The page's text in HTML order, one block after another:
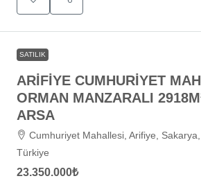
SATILIK
ARİFİYE CUMHURİYET
ORMAN MANZARALI
ARSA
Cumhuriyet Mahallesi, Arifiye,
Türkiye
23.350.000₺